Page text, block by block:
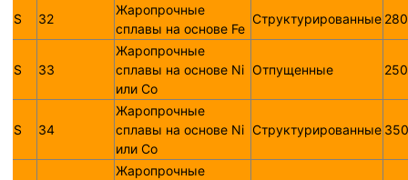
S 32
Жаропрочные
сплавы на основе Fe
Структурированные
S 33
Жаропрочные
сплавы на основе Ni
или Со
Отпущенные
S 34
Жаропрочные
сплавы на основе Ni
или Со
Структурированные
Жаропрочные